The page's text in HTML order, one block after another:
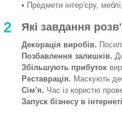
• Предмети інтер'єру,
2 Які завдання
Декорація виробів.
Позбавлення залишків.
Збільшують прибуток
Реставрація. Маскують
Сім'я. Час із користю
Запуск бізнесу в